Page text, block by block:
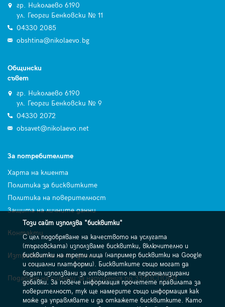
гр. Николаево 6190
ул. Георги Бенковски № 11
04330 2085
obshtina@nikolaevo.bg
Общински
съвет
гр. Николаево 6190
ул. Георги Бенковски № 9
04330 2072
obsavet@nikolaevo.net
За потребителите
Харта на клиента
Политика за бисквитките
Политика на поверителност
Защита на личните данни
Контакти
Изтриване на лични данни
Подаване на сигнали за нарушения по ЗЗЛПСПОИН
Този сайт използва "бисквитки"
С цел подобряване на качеството на услугата
(търговската) използваме бисквитки, включително и
бисквитки на трети лица (например бисквитки на Google
и социални платформи). Бисквитките също могат да
бъдат използвани за отварянето на персонализирани
добавки. За повече информация прочетете правилата за
поверителност, тук ще намерите също информация как
може да управлявате и да откажете бисквитките. Като